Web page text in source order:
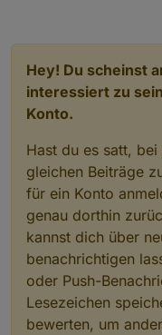
Hey! Du scheinst
interessiert zu
Konto.
Hast du es satt,
gleichen Beiträge
für ein Konto
genau dorthin
kannst dich über
benachrichtigen
oder Push-
Lesezeichen
bewerten, um